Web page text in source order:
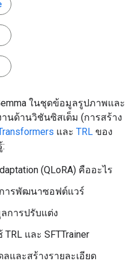
ในชุดข้อมูลรูปภาพและ
นด้านวิชันซิสเต็ม (การสร้าง
และ TRL ของ
(QLoRA) คืออะไร
ารพัฒนาซอฟต์แวร์
การปรับแต่ง
และ SFTTrainer
และสร้างรายละเอียด